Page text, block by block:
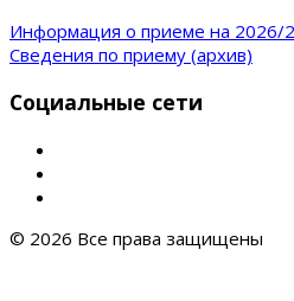
Информация о приеме на 2026/
Сведения по приему (архив)
Социальные сети
© 2026 Все права защищены